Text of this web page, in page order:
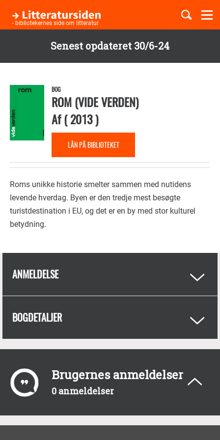
Senest opdateret 30/6-24
hovedindhold
- bibliotekernes side om litteratur
Børnebøger
BOG
ROM (VIDE VERDEN)
Af(2013)
LÅN PÅ BIBLIOTEKET
Roms unikke historie smelter sammen med nutidens
levende hverdag. Byen er den tredje mest besøgte
turistdestination i EU, og det er en by med stor kulturel
betydning.
ANMELDELSE
BOGDETALJER
Brugernes anmeldelser
0 anmeldelser